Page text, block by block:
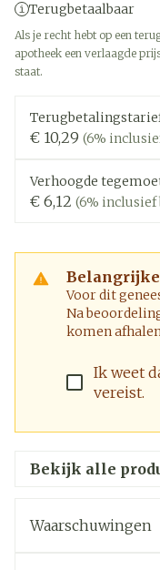
Terugbetaalbaar
Als je recht hebt op een
apotheek een verlaagde
staat.
€ 10,29 (6%
Verhoogde
€ 6,12 (6% inclusief
Voor dit
Na
komen
Ik weet
vereist.
Bekijk alle
Waarschuwingen